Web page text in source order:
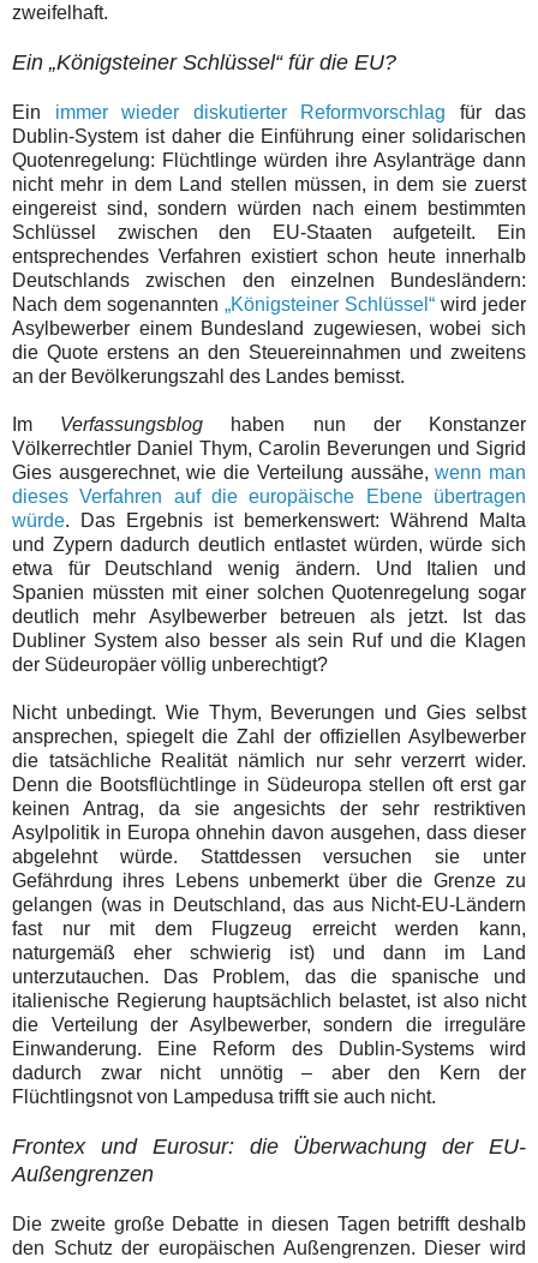
zweifelhaft.
Ein „Königsteiner Schlüssel“ für die EU?
Ein immer wieder diskutierter Reformvorschlag für das
Dublin-System ist daher die Einführung einer solidarischen
Quotenregelung: Flüchtlinge würden ihre Asylanträge dann
nicht mehr in dem Land stellen müssen, in dem sie zuerst
eingereist sind, sondern würden nach einem bestimmten
Schlüssel zwischen den EU-Staaten aufgeteilt. Ein
entsprechendes Verfahren existiert schon heute innerhalb
Deutschlands zwischen den einzelnen Bundesländern:
Nach dem sogenannten „Königsteiner Schlüssel“ wird jeder
Asylbewerber einem Bundesland zugewiesen, wobei sich
die Quote erstens an den Steuereinnahmen und zweitens
an der Bevölkerungszahl des Landes bemisst.
Im Verfassungsblog haben nun der Konstanzer
Völkerrechtler Daniel Thym, Carolin Beverungen und Sigrid
Gies ausgerechnet, wie die Verteilung aussähe,wenn man
dieses Verfahren auf die europäische Ebene übertragen
würde. Das Ergebnis ist bemerkenswert: Während Malta
und Zypern dadurch deutlich entlastet würden, würde sich
etwa für Deutschland wenig ändern. Und Italien und
Spanien müssten mit einer solchen Quotenregelung sogar
deutlich mehr Asylbewerber betreuen als jetzt. Ist das
Dubliner System also besser als sein Ruf und die Klagen
der Südeuropäer völlig unberechtigt?
Nicht unbedingt. Wie Thym, Beverungen und Gies selbst
ansprechen, spiegelt die Zahl der offiziellen Asylbewerber
die tatsächliche Realität nämlich nur sehr verzerrt wider.
Denn die Bootsflüchtlinge in Südeuropa stellen oft erst gar
keinen Antrag, da sie angesichts der sehr restriktiven
Asylpolitik in Europa ohnehin davon ausgehen, dass dieser
abgelehnt würde. Stattdessen versuchen sie unter
Gefährdung ihres Lebens unbemerkt über die Grenze zu
gelangen (was in Deutschland, das aus Nicht-EU-Ländern
fast nur mit dem Flugzeug erreicht werden kann,
naturgemäß eher schwierig ist) und dann im Land
unterzutauchen. Das Problem, das die spanische und
italienische Regierung hauptsächlich belastet, ist also nicht
die Verteilung der Asylbewerber, sondern die irreguläre
Einwanderung. Eine Reform des Dublin-Systems wird
dadurch zwar nicht unnötig – aber den Kern der
Flüchtlingsnot von Lampedusa trifft sie auch nicht.
Frontex und Eurosur: die Überwachung der EU-
Außengrenzen
Die zweite große Debatte in diesen Tagen betrifft deshalb
den Schutz der europäischen Außengrenzen. Dieser wird